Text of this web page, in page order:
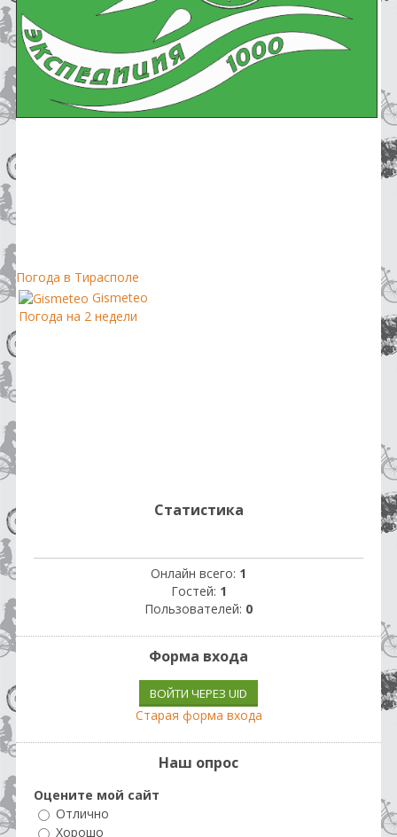
Погода в Тирасполе
Gismeteo
Погода на 2 недели
Статистика
Онлайн всего: 1
Гостей: 1
Пользователей: 0
Форма входа
ВОЙТИ ЧЕРЕЗ UID
Старая форма входа
Наш опрос
Оцените мой сайт
Отлично
Хорошо